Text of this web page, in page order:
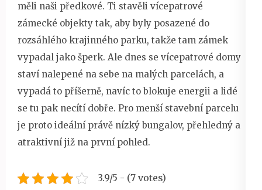
měli naši předkové. Ti stavěli vícepatrové
zámecké objekty tak, aby byly posazené do
rozsáhlého krajinného parku, takže tam zámek
vypadal jako šperk. Ale dnes se vícepatrové domy
staví nalepené na sebe na malých parcelách, a
vypadá to příšerně, navíc to blokuje energii a lidé
se tu pak necítí dobře. Pro menší stavební parcelu
je proto ideální právě nízký bungalov, přehledný a
atraktivní již na první pohled.
3.9/5 - (7 votes)